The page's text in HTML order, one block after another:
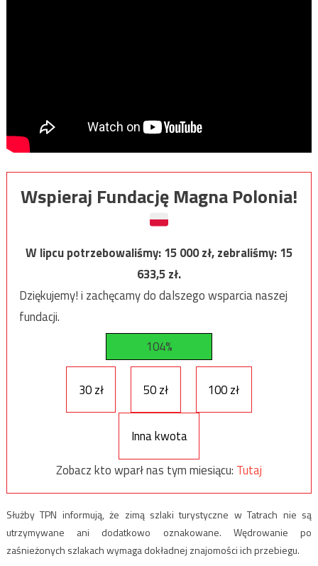
Wspieraj Fundację Magna Polonia!
W lipcu potrzebowaliśmy:15 000zł, zebraliśmy:15
633,5zł.
Dziękujemy! i zachęcamy do dalszego wsparcia naszej
fundacji.
104%
30 zł 50 zł 100 zł
Inna kwota
Zobacz kto wparł nas tym miesiącu: Tutaj
Służby TPN informują, że zimą szlaki turystyczne w Tatrach nie są
utrzymywane ani dodatkowo oznakowane. Wędrowanie po
zaśnieżonych szlakach wymaga dokładnej znajomości ich przebiegu.